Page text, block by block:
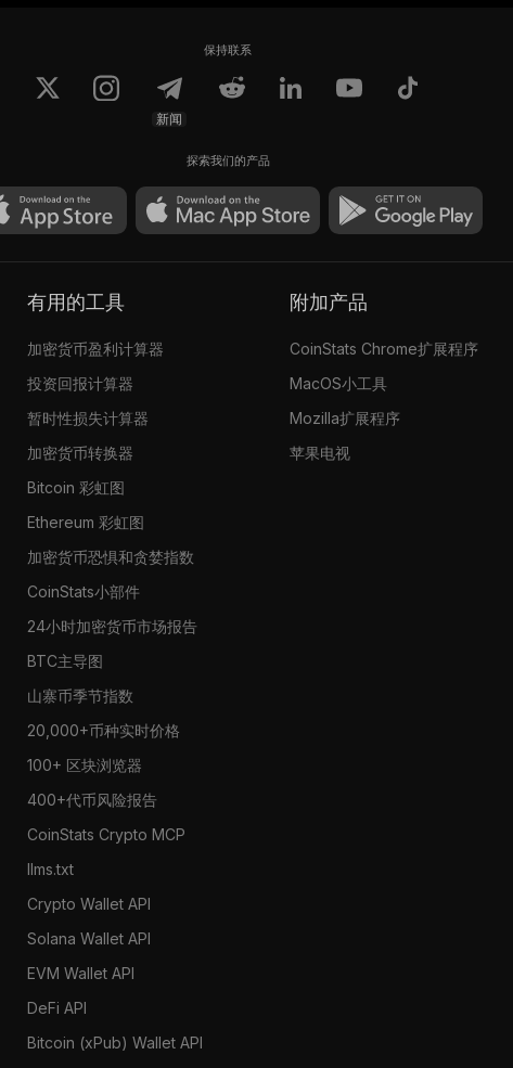
保持联系
新闻
探索我们的产品
有用的工具
加密货币盈利计算器
投资回报计算器
暂时性损失计算器
加密货币转换器
Bitcoin 彩虹图
Ethereum 彩虹图
加密货币恐惧和贪婪指数
CoinStats小部件
24小时加密货币市场报告
BTC主导图
山寨币季节指数
20,000+币种实时价格
100+ 区块浏览器
400+代币风险报告
CoinStats Crypto MCP
llms.txt
Crypto Wallet API
Solana Wallet API
EVM Wallet API
DeFi API
Bitcoin (xPub) Wallet API
附加产品
CoinStats Chrome扩展程序
MacOS小工具
Mozilla扩展程序
苹果电视